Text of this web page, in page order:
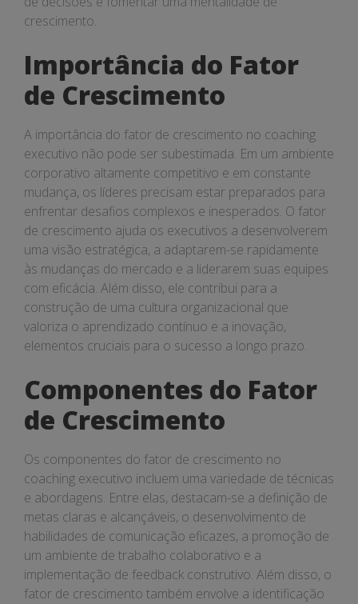
crescimento.
Importância do Fator
de Crescimento
A importância do fator de crescimento no coaching
executivo não pode ser subestimada. Em um ambiente
corporativo altamente competitivo e em constante
mudança, os líderes precisam estar preparados para
enfrentar desafios complexos e inesperados. O fator
de crescimento ajuda os executivos a desenvolverem
uma visão estratégica, a adaptarem-se rapidamente
às mudanças do mercado e a liderarem suas equipes
com eficácia. Além disso, ele contribui para a
construção de uma cultura organizacional que
valoriza o aprendizado contínuo e a inovação,
elementos cruciais para o sucesso a longo prazo.
Componentes do Fator
de Crescimento
Os componentes do fator de crescimento no
coaching executivo incluem uma variedade de técnicas
e abordagens. Entre elas, destacam-se a definição de
metas claras e alcançáveis, o desenvolvimento de
habilidades de comunicação eficazes, a promoção de
um ambiente de trabalho colaborativo e a
implementação de feedback construtivo. Além disso, o
fator de crescimento também envolve a identificação